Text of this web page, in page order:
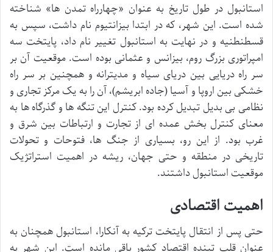
استانبول در طول تاریخ به عنوان «چهارراه تمدن ها» شناخته
شده است. این شهر، که در ابتدا بیزانتیوم نام داشت، سپس به
قسطنطنیه و در نهایت به استانبول تغییر نام داد، پایتخت سه
امپراتوری بزرگ روم، بیزانس و عثمانی بوده است. موقعیت آن بر
سر راه دریایی بین دریای سیاه و مدیترانه و همچنین بر سر راه
خشکی بین اروپا و آسیا (جاده ابریشم)، آن را به یک مرکز تجاری و
نظامی بی بدیل تبدیل کرده بود. کنترل این تنگه ها و گذرگاه ها به
معنای کنترل بخش عمده ای از تجارت و ارتباطات بین شرق و
غرب بود. از این رو، بسیاری از جنگ ها، فتوحات و تحولات
تاریخی در منطقه و حتی جهان، ریشه در اهمیت استراتژیک
موقعیت استانبول داشتند.
اهمیت اقتصادی
حتی پس از انتقال پایتخت ترکیه به آنکارا، استانبول همچنان به
عنوان قلب تپنده اقتصاد کشور باقی مانده است. این شهر به